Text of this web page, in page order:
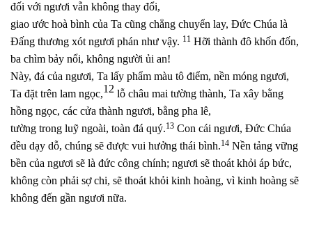
đối với ngươi vẫn không thay đổi,
giao ước hoà bình của Ta cũng chẳng chuyển lay, Đức Chúa là
Đấng thương xót ngươi phán như vậy. 11 Hỡi thành đô khốn đốn,
ba chìm bảy nổi, không người ủi an!
Này, đá của ngươi, Ta lấy phẩm màu tô điểm, nền móng ngươi,
Ta đặt trên lam ngọc,12 lỗ châu mai tường thành, Ta xây bằng
hồng ngọc, các cửa thành ngươi, bằng pha lê,
tường trong luỹ ngoài, toàn đá quý.13 Con cái ngươi, Đức Chúa
đều dạy dỗ, chúng sẽ được vui hưởng thái bình.14 Nền tảng vững
bền của ngươi sẽ là đức công chính; ngươi sẽ thoát khỏi áp bức,
không còn phải sợ chi, sẽ thoát khỏi kinh hoàng, vì kinh hoàng sẽ
không đến gần ngươi nữa.